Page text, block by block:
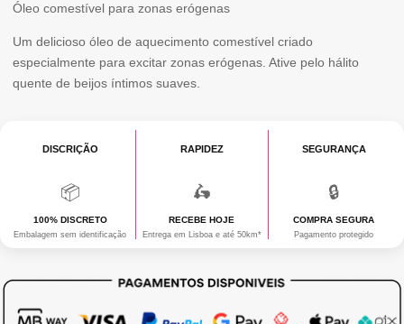
ÓLEO
DE
AQUECIMENTO
Óleo comestível para zonas erógenas
Um delicioso óleo de aquecimento comestível criado
especialmente para excitar zonas erógenas. Ative pelo hálito
quente de beijos íntimos suaves.
DISCRIÇÃO
📦
100% DISCRETO
Embalagem sem identificação
RAPIDEZ
🛵
RECEBE HOJE
Entrega em Lisboa e até 50km*
SEGURANÇA
🔒
COMPRA SEGURA
Pagamento protegido